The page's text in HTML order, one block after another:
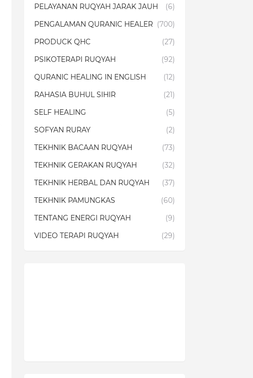
PELAYANAN RUQYAH JARAK JAUH
(6)
PENGALAMAN QURANIC HEALER (700)
PRODUCK QHC
(27)
PSIKOTERAPI RUQYAH
(92)
QURANIC HEALING IN ENGLISH
(12)
RAHASIA BUHUL SIHIR
(21)
SELF HEALING
(5)
SOFYAN RURAY
(2)
TEKHNIK BACAAN RUQYAH
(73)
TEKHNIK GERAKAN RUQYAH
(32)
TEKHNIK HERBAL DAN RUQYAH
(37)
TEKHNIK PAMUNGKAS
(60)
TENTANG ENERGI RUQYAH
(9)
VIDEO TERAPI RUQYAH
(29)